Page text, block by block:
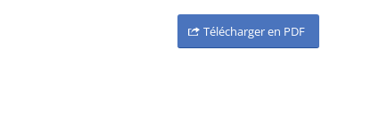
Télécharger en PDF